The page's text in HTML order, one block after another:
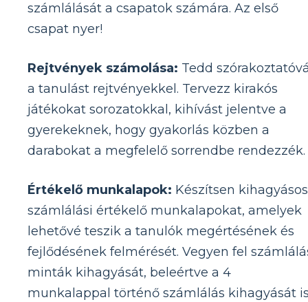
számlálását a csapatok számára. Az első
csapat nyer!
Rejtvények számolása: Tedd
a tanulást rejtvényekkel. Tervezz kirakós
játékokat sorozatokkal, kihívást jelentve a
gyerekeknek, hogy gyakorlás közben a
darabokat a megfelelő sorrendbe rendezzék.
Értékelő munkalapok: Készítsen kihagyásos
számlálási értékelő munkalapokat, amelyek
lehetővé teszik a tanulók megértésének és
fejlődésének felmérését. Vegyen fel
minták kihagyását, beleértve a 4
munkalappal történő számlálás kihagyását